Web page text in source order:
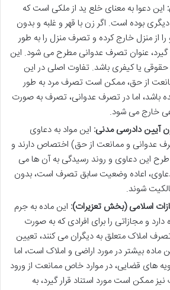
این دعوا به معنای خلع ید از ملکی است که
بوده است. اگر زن با قهر و غلبه و بدون
از منزل خارج کرده و تصرف منزل را به طور
عنوان تصرف عدوانی مطرح می شود. این
حقوقی یا کیفری باشد. تفاوت اصلی در این
از حق، ممکن است تصرف مرد به طور
باشد، اما در تصرف عدوانی، تصرف به صورت
خارج می شود.
این مواد به دعاوی
عدوانی و ممانعت از حق) اختصاص دارند و
این دعاوی و روند رسیدگی به آن ها می
اعاده وضعیت سابق تصرف است، بدون
شوند.
این ماده به جرم
و مجازاتی را برای افرادی که به صورت
تصرف املاک متعلق به دیگران می کنند، تعیین
ماده بیشتر در مورد اراضی و املاک است، اما
های قضایی، در موارد خاص ممانعت از ورود
ممکن است مورد استناد قرار گیرد، به